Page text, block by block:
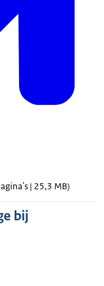
| 25,3 MB)
bij